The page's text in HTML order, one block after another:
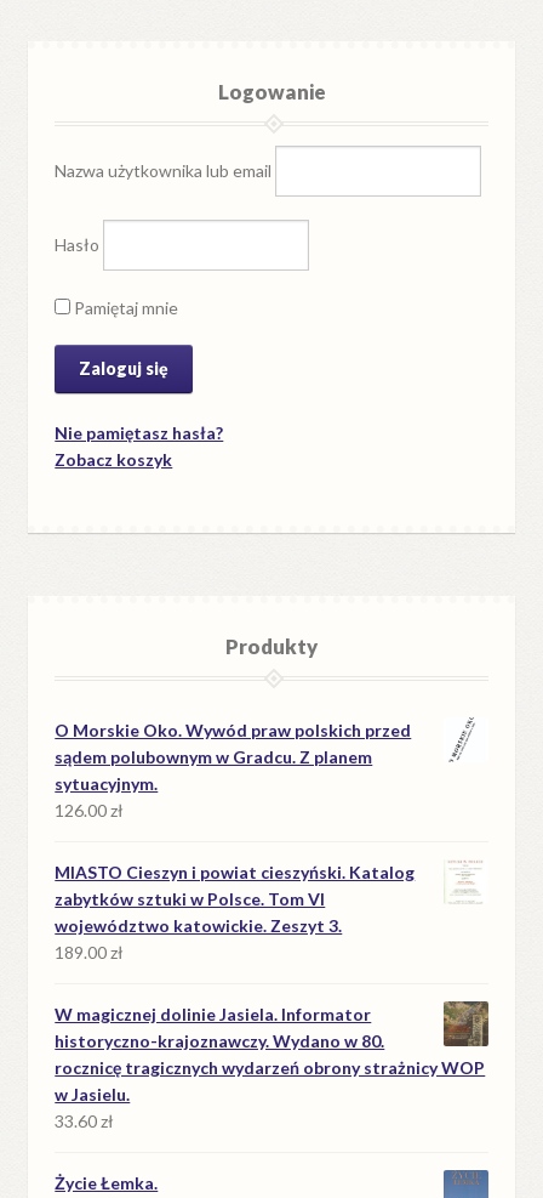
Logowanie
Nazwa użytkownika lub email
Hasło
Pamiętaj mnie
Nie pamiętasz hasła?
Zobacz koszyk
Produkty
O Morskie Oko. Wywód praw polskich przed
sądem polubownym w Gradcu. Z planem
sytuacyjnym.
126.00zł
MIASTO Cieszyn i powiat cieszyński. Katalog
zabytków sztuki w Polsce. Tom VI
województwo katowickie. Zeszyt 3.
189.00zł
W magicznej dolinie Jasiela. Informator
historyczno-krajoznawczy. Wydano w 80.
rocznicę tragicznych wydarzeń obrony strażnicy WOP
w Jasielu.
33.60zł
Życie Łemka.